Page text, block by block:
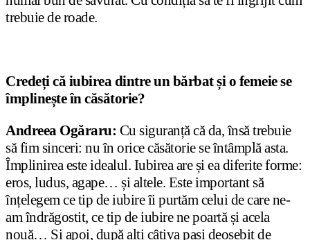
trebuie de roade.
Credeți că iubirea dintre un bărbat și o femeie se
împlinește în căsătorie?
Andreea Ogăraru: Cu siguranță că da, însă trebuie
să fim sinceri: nu în orice căsătorie se întâmplă asta.
Împlinirea este idealul. Iubirea are și ea diferite forme:
eros, ludus, agape… și altele. Este important să
înțelegem ce tip de iubire îi purtăm celui de care ne-
am îndrăgostit, ce tip de iubire ne poartă și acela
nouă… Și apoi, după alți câțiva pași deosebit de